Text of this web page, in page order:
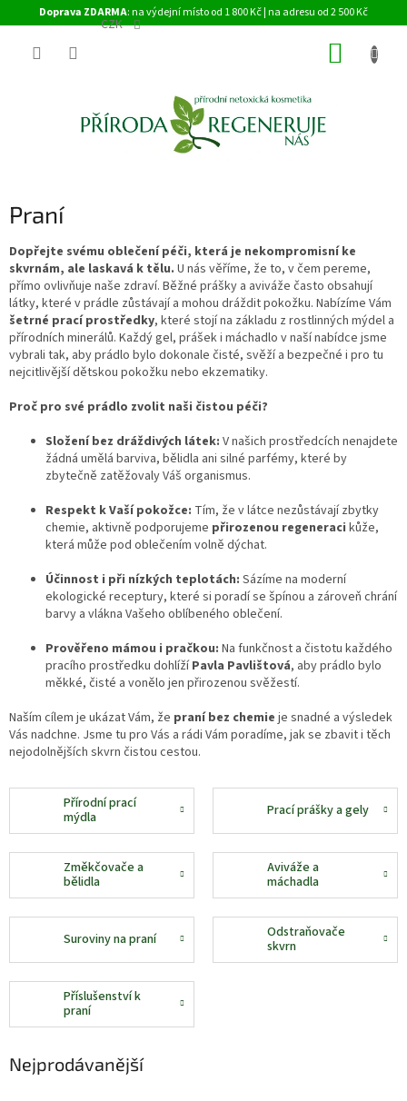
na
Doprava ZDARMA: na výdejní místo od 1 800 Kč | na adresu od 2 500 Kč
CZK
Praní
Dopřejte svému oblečení péči, která je nekompromisní ke
skvrnám, ale laskavá k tělu. U nás věříme, že to, v čem pereme,
přímo ovlivňuje naše zdraví. Běžné prášky a aviváže často obsahují
látky, které v prádle zůstávají a mohou dráždit pokožku. Nabízíme Vám
šetrné prací prostředky, které stojí na základu z rostlinných mýdel a
přírodních minerálů. Každý gel, prášek i máchadlo v naší nabídce jsme
vybrali tak, aby prádlo bylo dokonale čisté, svěží a bezpečné i pro tu
nejcitlivější dětskou pokožku nebo ekzematiky.
Proč pro své prádlo zvolit naši čistou péči?
Složení bez dráždivých látek: V našich prostředcích nenajdete
žádná umělá barviva, bělidla ani silné parfémy, které by
zbytečně zatěžovaly Váš organismus.
Respekt k Vaší pokožce: Tím, že v látce nezůstávají zbytky
chemie, aktivně podporujeme přirozenou regeneraci kůže,
která může pod oblečením volně dýchat.
Účinnost i při nízkých teplotách: Sázíme na moderní
ekologické receptury, které si poradí se špínou a zároveň chrání
barvy a vlákna Vašeho oblíbeného oblečení.
Prověřeno mámou i pračkou: Na funkčnost a čistotu každého
pracího prostředku dohlížíPavla Pavlištová, aby prádlo bylo
měkké, čisté a vonělo jen přirozenou svěžestí.
Naším cílem je ukázat Vám, že praní bez chemie je snadné a výsledek
Vás nadchne. Jsme tu pro Vás a rádi Vám poradíme, jak se zbavit i těch
nejodolnějších skvrn čistou cestou.
Přírodní prací
mýdla
Prací prášky a gely
Změkčovače a
bělidla
Aviváže a
máchadla
Suroviny na praní
Odstraňovače
skvrn
Příslušenství k
praní
Nejprodávanější